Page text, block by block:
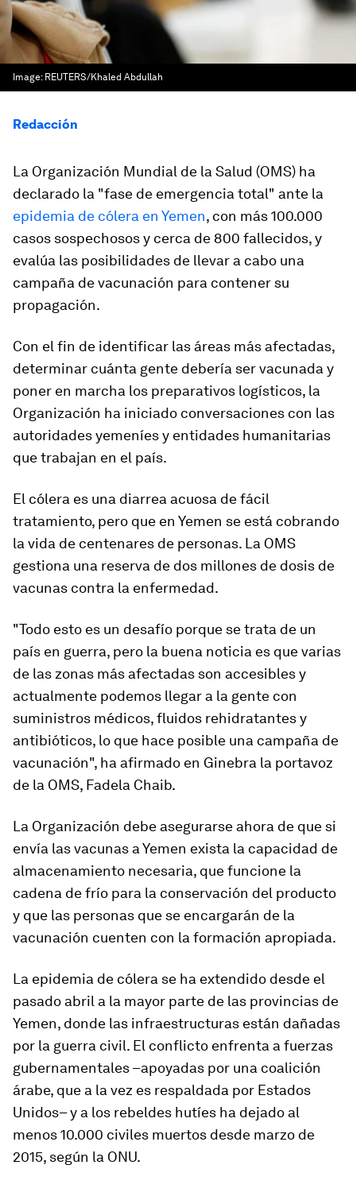
Image: REUTERS/Khaled Abdullah
Redacción
La Organización Mundial de la Salud (OMS) ha
declarado la "fase de emergencia total" ante la
epidemia de cólera en Yemen, con más 100.000
casos sospechosos y cerca de 800 fallecidos, y
evalúa las posibilidades de llevar a cabo una
campaña de vacunación para contener su
propagación.
Con el fin de identificar las áreas más afectadas,
determinar cuánta gente debería ser vacunada y
poner en marcha los preparativos logísticos, la
Organización ha iniciado conversaciones con las
autoridades yemeníes y entidades humanitarias
que trabajan en el país.
El cólera es una diarrea acuosa de fácil
tratamiento, pero que en Yemen se está cobrando
la vida de centenares de personas. La OMS
gestiona una reserva de dos millones de dosis de
vacunas contra la enfermedad.
"Todo esto es un desafío porque se trata de un
país en guerra, pero la buena noticia es que varias
de las zonas más afectadas son accesibles y
actualmente podemos llegar a la gente con
suministros médicos, fluidos rehidratantes y
antibióticos, lo que hace posible una campaña de
vacunación", ha afirmado en Ginebra la portavoz
de la OMS, Fadela Chaib.
La Organización debe asegurarse ahora de que si
envía las vacunas a Yemen exista la capacidad de
almacenamiento necesaria, que funcione la
cadena de frío para la conservación del producto
y que las personas que se encargarán de la
vacunación cuenten con la formación apropiada.
La epidemia de cólera se ha extendido desde el
pasado abril a la mayor parte de las provincias de
Yemen, donde las infraestructuras están dañadas
por la guerra civil. El conflicto enfrenta a fuerzas
gubernamentales –apoyadas por una coalición
árabe, que a la vez es respaldada por Estados
Unidos– y a los rebeldes hutíes ha dejado al
menos 10.000 civiles muertos desde marzo de
2015, según la ONU.